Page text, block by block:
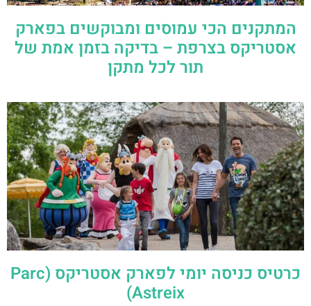
המתקנים הכי עמוסים ומבוקשים בפארק
אסטריקס בצרפת – בדיקה בזמן אמת של
תור לכל מתקן
כרטיס כניסה יומי לפארק אסטריקס (Parc
Astreix)